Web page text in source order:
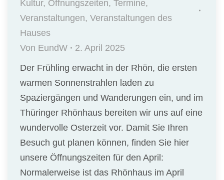
Kultur, Öffnungszeiten, Termine,
Veranstaltungen, Veranstaltungen des
Hauses
Von EundW
2. April 2025
Der Frühling erwacht in der Rhön, die ersten
warmen Sonnenstrahlen laden zu
Spaziergängen und Wanderungen ein, und im
Thüringer Rhönhaus bereiten wir uns auf eine
wundervolle Osterzeit vor. Damit Sie Ihren
Besuch gut planen können, finden Sie hier
unsere Öffnungszeiten für den April:
Normalerweise ist das Rhönhaus im April